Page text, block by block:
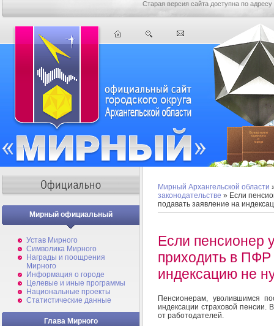
Старая версия сайта доступна по адресу
Мирный официальный
Устав Мирного
Символика Мирного
Награды и поощрения
Мирного
Информация о городе
Целевые и иные программы
Национальные проекты
Статистические данные
Глава Мирного
Мирный Архангельской области
законодательстве » Если
подавать заявление на
Если пенсионер
приходить в ПФР
индексацию не
Пенсионерам, уволившимся
индексации страховой
от работодателей.